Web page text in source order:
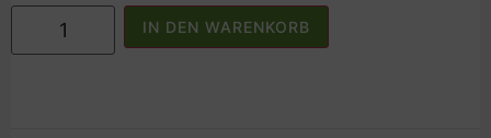
IN DEN WARENKORB